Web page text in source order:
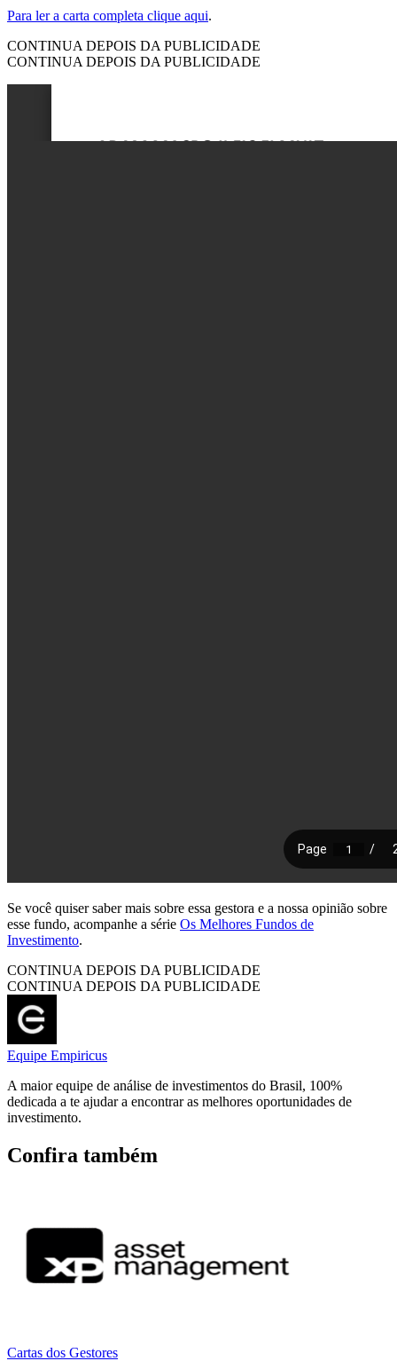
Para ler a carta completa clique aqui.
CONTINUA DEPOIS DA PUBLICIDADE
CONTINUA DEPOIS DA PUBLICIDADE
Se você quiser saber mais sobre essa gestora e a nossa opinião sobre
esse fundo, acompanhe a série Os Melhores Fundos de
Investimento.
CONTINUA DEPOIS DA PUBLICIDADE
CONTINUA DEPOIS DA PUBLICIDADE
Equipe Empiricus
A maior equipe de análise de investimentos do Brasil, 100%
dedicada a te ajudar a encontrar as melhores oportunidades de
investimento.
Confira também
Cartas dos Gestores